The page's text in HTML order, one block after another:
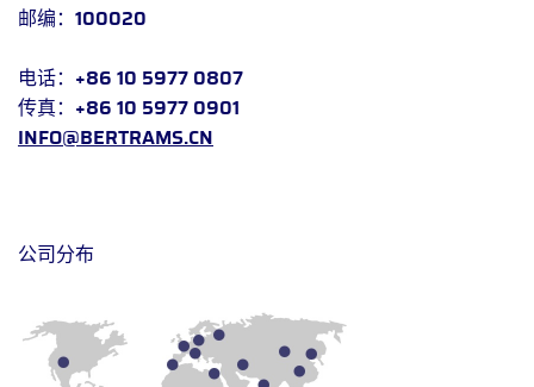
邮编：100020
电话：+86 10 5977 0807
传真：+86 10 5977 0901
INFO@BERTRAMS.CN
公司分布